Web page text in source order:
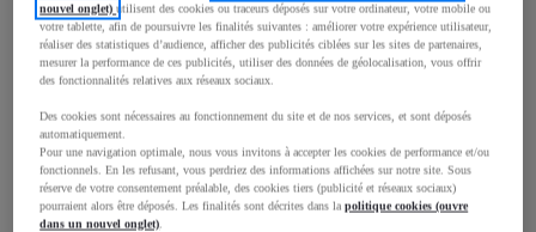
Largeur
1 745mm
nouvel onglet)utilisent des cookies ou traceurs déposés sur votre ordinateur, votre mobile ou
votre tablette, afin de poursuivre les finalités suivantes : améliorer votre expérience utilisateur,
réaliser des statistiques d’audience, afficher des publicités ciblées sur les sites de partenaires,
mesurer la performance de ces publicités, utiliser des données de géolocalisation, vous offrir
des fonctionnalités relatives aux réseaux sociaux.
Des cookies sont nécessaires au fonctionnement du site et de nos services, et sont déposés
automatiquement.
Pour une navigation optimale, nous vous invitons à accepter les cookies de performance et/ou
fonctionnels. En les refusant, vous perdriez des informations affichées sur notre site. Sous
réserve de votre consentement préalable, des cookies tiers (publicité et réseaux sociaux)
pourraient alors être déposés. Les finalités sont décrites dans lapolitique cookies (ouvre
dans un nouvel onglet).